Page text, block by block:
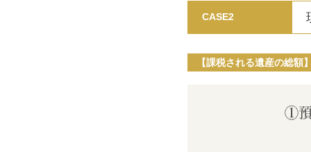
CASE2
【課税される遺産の総額